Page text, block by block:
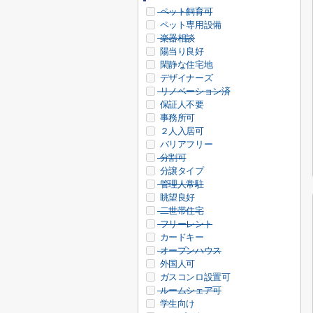
ペット飼育可
ペット専用設備
楽器相談
陽当り良好
閑静な住宅地
デザイナーズ
リノベーション済
保証人不要
事務所可
２人入居可
バリアフリー
分割可
分譲タイプ
管理人常駐
眺望良好
二世帯住宅
フリーレント
カードキー
オープンハウス
外国人可
ガスコンロ設置可
ルームシェア可
学生向け